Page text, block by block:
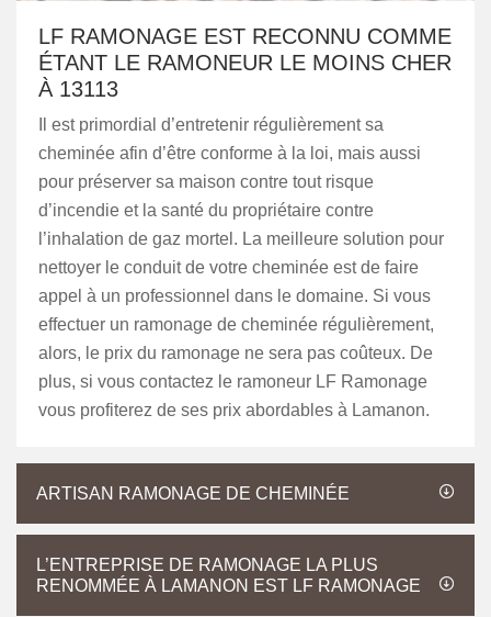
LF RAMONAGE EST RECONNU COMME
ÉTANT LE RAMONEUR LE MOINS CHER
À 13113
Il est primordial d’entretenir régulièrement sa
cheminée afin d’être conforme à la loi, mais aussi
pour préserver sa maison contre tout risque
d’incendie et la santé du propriétaire contre
l’inhalation de gaz mortel. La meilleure solution pour
nettoyer le conduit de votre cheminée est de faire
appel à un professionnel dans le domaine. Si vous
effectuer un ramonage de cheminée régulièrement,
alors, le prix du ramonage ne sera pas coûteux. De
plus, si vous contactez le ramoneur LF Ramonage
vous profiterez de ses prix abordables à Lamanon.
ARTISAN RAMONAGE DE CHEMINÉE
L’ENTREPRISE DE RAMONAGE LA PLUS
RENOMMÉE À LAMANON EST LF RAMONAGE